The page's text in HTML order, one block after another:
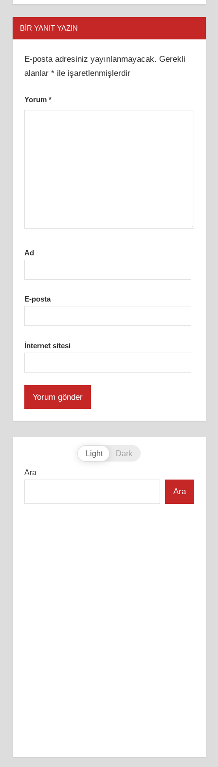
BIR YANIT YAZIN
E-posta adresiniz yayınlanmayacak. Gerekli
alanlar *ile işaretlenmişlerdir
Yorum *
Ad
E-posta
İnternet sitesi
Light Dark
Ara
Ara